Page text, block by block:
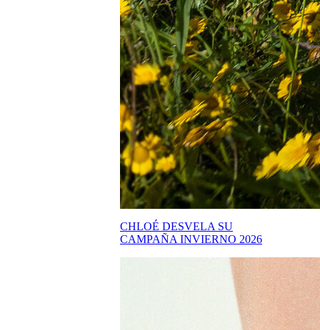
CHLOÉ DESVELA SU
CAMPAÑA INVIERNO 2026